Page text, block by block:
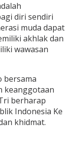
diri sendiri
muda dapat
akhlak dan
wawasan
bersama
keanggotaan
berharap
Indonesia Ke
khidmat.